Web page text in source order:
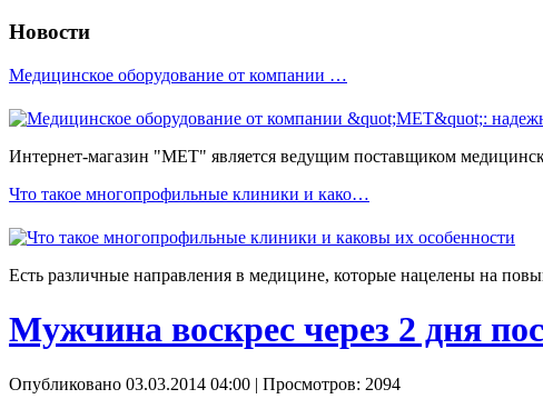
Новости
Медицинское оборудование от компании …
Интернет-магазин "МЕТ" является ведущим поставщиком
Что такое многопрофильные клиники и како…
Есть различные направления в медицине, которые нацелены на
Мужчина воскрес через 2 дня
Опубликовано 03.03.2014 04:00 | Просмотров: 2094